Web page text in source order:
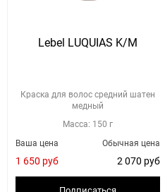
Lebel LUQUIAS K/M
Краска для волос средний шатен
медный
Масса: 150 г
Обычная цена
2 070 руб
Ваша цена
1 650 руб